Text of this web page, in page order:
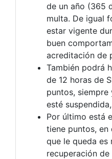
de un año (365
multa. De igual
estar vigente
buen
acreditación de
También podrá
de 12 horas de
puntos, siempre
esté
Por último está
tiene puntos, en
que le queda es
recuperación